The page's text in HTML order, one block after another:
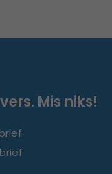
Mis niks!